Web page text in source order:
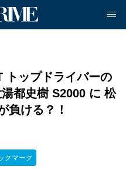
トップドライバーの
都史樹 S2000 に 松
負ける？！
クマーク